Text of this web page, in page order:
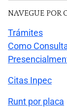
NAVEGUE POR
Trámites
Como
Citas Inpec
Runt por placa